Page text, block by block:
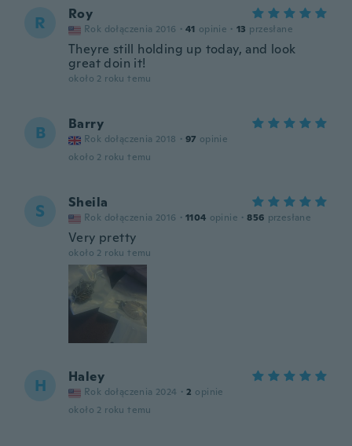
R Roy
Rok dołączenia 2016 · 41 opinie · 13 przesłane
Theyre still holding up today, and look
great doin it!
około 2 roku temu
B Barry
Rok dołączenia 2018 · 97 opinie
około 2 roku temu
S Sheila
Rok dołączenia 2016 · 1104 opinie · 856 przesłane
Very pretty
około 2 roku temu
H Haley
Rok dołączenia 2024 · 2 opinie
około 2 roku temu